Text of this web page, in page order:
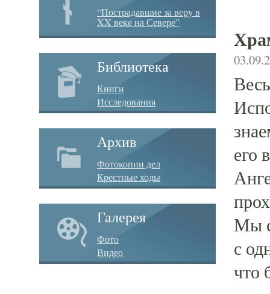
“Пострадавшие за веру в
XX веке на Севере”
Библиотека
Книги
Исследования
Архив
Фотокопии дел
Крестные ходы
Галерея
Фото
Видео
его
Мы
с
что